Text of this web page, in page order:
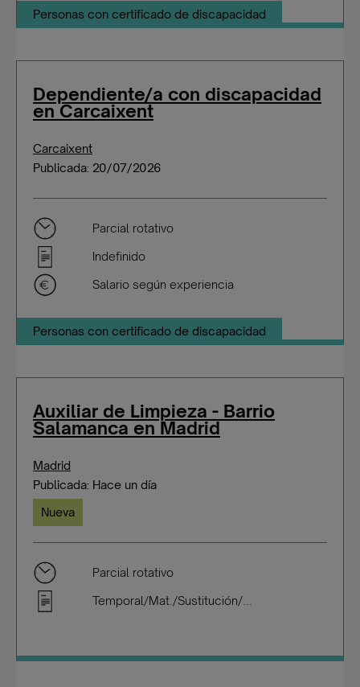
Personas con certificado de discapacidad
Dependiente/a con discapacidad
en Carcaixent
Carcaixent
Publicada: 20/07/2026
Parcial rotativo
Indefinido
Salario según experiencia
Personas con certificado de discapacidad
Auxiliar de Limpieza - Barrio
Salamanca en Madrid
Madrid
Publicada: Hace un día
Nueva
Parcial rotativo
Temporal/Mat./Sustitución/...